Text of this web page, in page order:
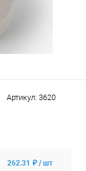
Артикул: 3620
262.31 ₽ / шт